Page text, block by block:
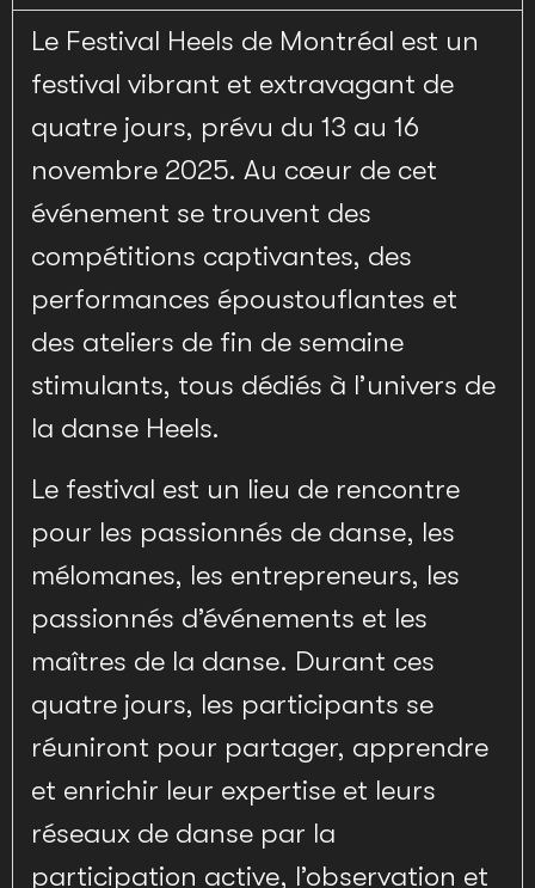
Le Festival Heels de Montréal est un
festival vibrant et extravagant de
quatre jours, prévu du 13 au 16
novembre 2025. Au cœur de cet
événement se trouvent des
compétitions captivantes, des
performances époustouflantes et
des ateliers de fin de semaine
stimulants, tous dédiés à l’univers de
la danse Heels.
Le festival est un lieu de rencontre
pour les passionnés de danse, les
mélomanes, les entrepreneurs, les
passionnés d’événements et les
maîtres de la danse. Durant ces
quatre jours, les participants se
réuniront pour partager, apprendre
et enrichir leur expertise et leurs
réseaux de danse par la
participation active, l’observation et